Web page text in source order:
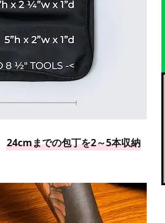
24cmまでの包丁を2～5本収納